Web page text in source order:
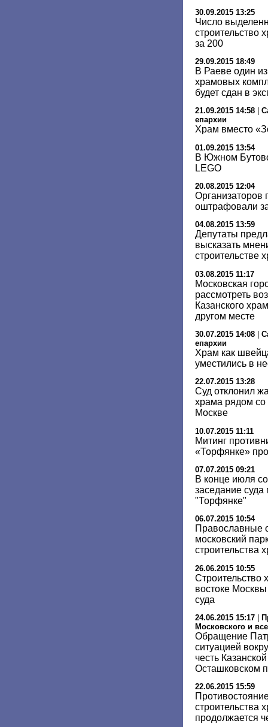
30.09.2015 13:25
Число
строительство
за 200
29.09.2015 18:49
В Раеве один
храмовых
будет сдан в
21.09.2015 14:58
епархии
Храм вместо
01.09.2015 13:54
В Южном
LEGO
20.08.2015 12:04
Организаторов
оштрафовали
04.08.2015 13:59
Депутаты
высказать
строительстве
03.08.2015 11:17
Московская
рассмотреть
Казанского
другом месте
30.07.2015 14:08
епархии
Храм как
уместились в
22.07.2015 13:28
Суд отклонил
храма рядом со
Москве
10.07.2015 11:11
Митинг
«Торфянке»
07.07.2015 09:21
В конце июля
заседание
"Торфянке"
06.07.2015 10:54
Православные
московский
строительства
26.06.2015 10:55
Строительство
востоке
суда
24.06.2015 15:17
Московского и
Обращение
ситуацией
честь
Осташковском
22.06.2015 15:59
строительства
продолжается